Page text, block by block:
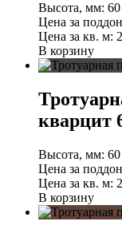
Высота, мм: 60
Цена за
Цена за кв. м:
В корзину
кварцит
Высота, мм: 60
Цена за
Цена за кв. м:
В корзину